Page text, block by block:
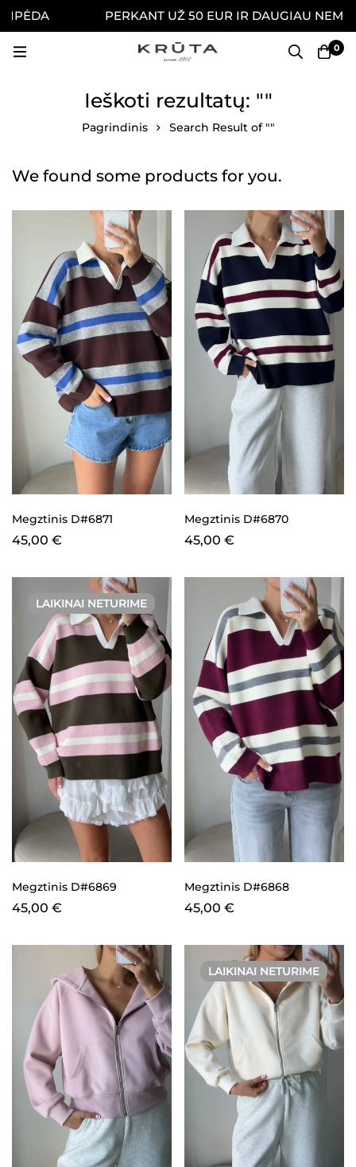
PERKANT UŽ 50 EUR IR DAUGIAU
0
Ieškoti rezultatų: ""
Pagrindinis Search Result of ""
We found some products for you.
Megztinis D#6871
45,00 €
Megztinis D#6870
45,00 €
LAIKINAI NETURIME
Megztinis D#6869
45,00 €
Megztinis D#6868
45,00 €
LAIKINAI NETURIME